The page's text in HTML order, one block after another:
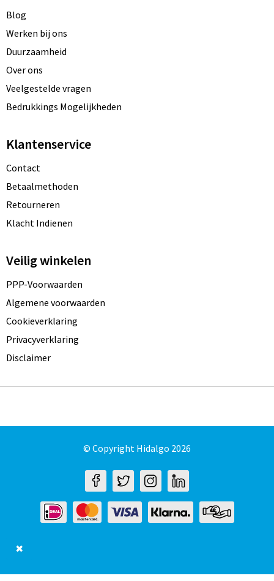
Blog
Werken bij ons
Duurzaamheid
Over ons
Veelgestelde vragen
Bedrukkings Mogelijkheden
Klantenservice
Contact
Betaalmethoden
Retourneren
Klacht Indienen
Veilig winkelen
PPP-Voorwaarden
Algemene voorwaarden
Cookieverklaring
Privacyverklaring
Disclaimer
© Copyright Hidalgo 2026
✖